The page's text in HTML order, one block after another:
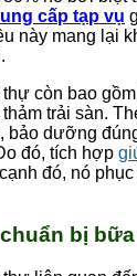
cấp tạp vụ
này mang lại
còn bao
trải sàn.
bảo dưỡng
đó, tích hợp
đó, nó
bị